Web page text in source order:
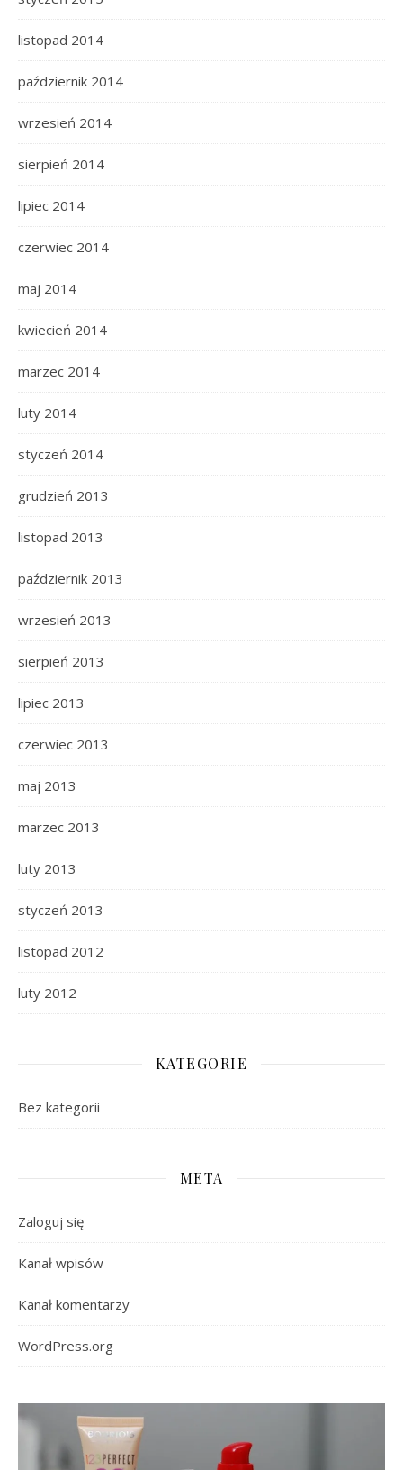
listopad 2014
październik 2014
wrzesień 2014
sierpień 2014
lipiec 2014
czerwiec 2014
maj 2014
kwiecień 2014
marzec 2014
luty 2014
styczeń 2014
grudzień 2013
listopad 2013
październik 2013
wrzesień 2013
sierpień 2013
lipiec 2013
czerwiec 2013
maj 2013
marzec 2013
luty 2013
styczeń 2013
listopad 2012
luty 2012
KATEGORIE
Bez kategorii
META
Zaloguj się
Kanał wpisów
Kanał komentarzy
WordPress.org